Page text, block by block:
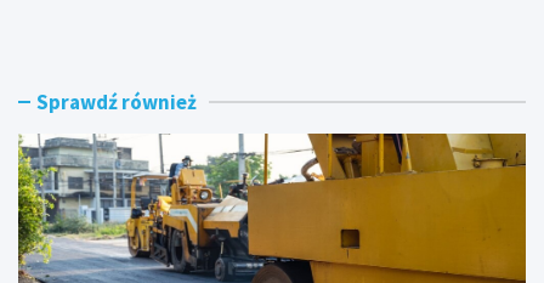
o
d
o
i
m
o
d
e
z
n
a
j
a
z
Sprawdź również